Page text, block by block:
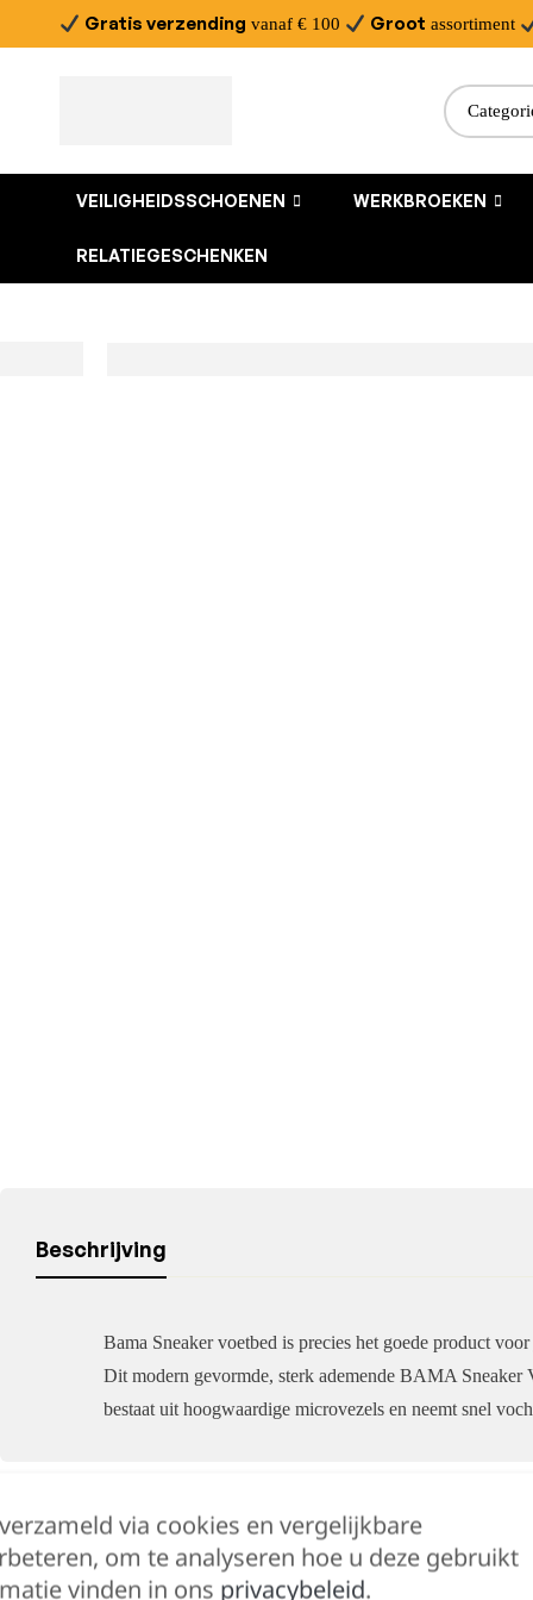
Gratis verzending vanaf € 100 Groot assortiment
VEILIGHEIDSSCHOENEN WERKBROEKEN
RELATIEGESCHENKEN
Beschrijving
Bama Sneaker voetbed is precies het goede product
Dit modern gevormde, sterk ademende BAMA Sneaker
bestaat uit hoogwaardige microvezels en neemt snel
Hulp nodig?
Lennert helpt je
via cookies en vergelijkbare
om te analyseren hoe u deze gebruikt
vinden in ons privacybeleid.